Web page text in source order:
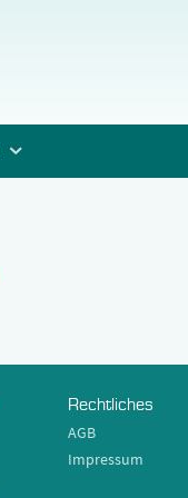
Rechtliches
AGB
Impressum